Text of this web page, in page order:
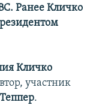
Ранее Кличко
Кличко
участник
.